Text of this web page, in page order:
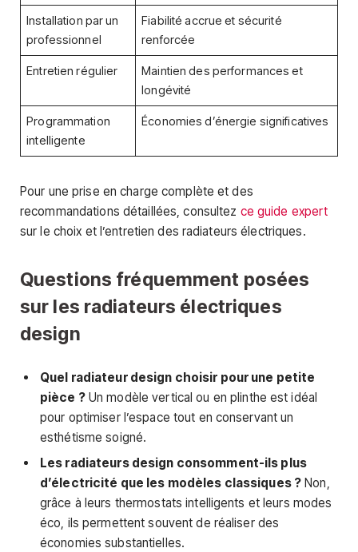
Installation par un
professionnel
Fiabilité accrue et sécurité
renforcée
Entretien régulier
Maintien des performances et
longévité
Programmation
intelligente
Économies d’énergie significatives
Pour une prise en charge complète et des
recommandations détaillées, consultez ce guide expert
sur le choix et l’entretien des radiateurs électriques.
Questions fréquemment posées
sur les radiateurs électriques
design
Quel radiateur design choisir pour une petite
pièce ?Un modèle vertical ou en plinthe est idéal
pour optimiser l’espace tout en conservant un
esthétisme soigné.
Les radiateurs design consomment-ils plus
d’électricité que les modèles classiques ? Non,
grâce à leurs thermostats intelligents et leurs modes
éco, ils permettent souvent de réaliser des
économies substantielles.